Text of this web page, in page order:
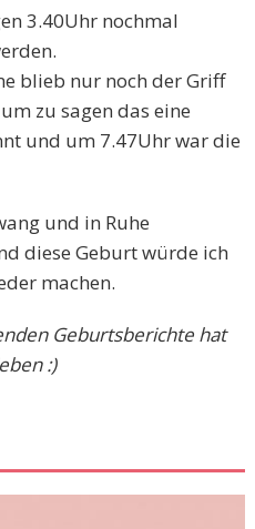
3.40Uhr nochmal
blieb nur noch der Griff
zu sagen das eine
und um 7.47Uhr war die
und in Ruhe
diese Geburt würde ich
machen.
Geburtsberichte hat
:)